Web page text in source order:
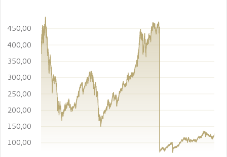
100,00
150,00
200,00
250,00
300,00
350,00
400,00
450,00